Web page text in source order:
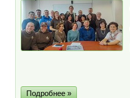
Подробнее »